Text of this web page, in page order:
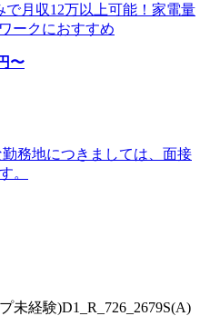
月収12万以上可能！家電量
ークにおすすめ
〜
務地につきましては、面接
。
未経験)D1_R_726_2679S(A)